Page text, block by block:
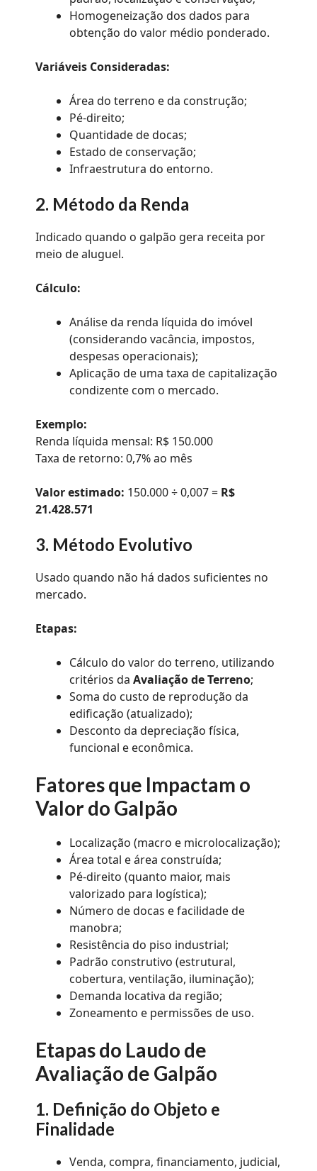
Homogeneização dos dados para
obtenção do valor médio ponderado.
Variáveis Consideradas:
Área do terreno e da construção;
Pé-direito;
Quantidade de docas;
Estado de conservação;
Infraestrutura do entorno.
2. Método da Renda
Indicado quando o galpão gera receita por
meio de aluguel.
Cálculo:
Análise da renda líquida do imóvel
(considerando vacância, impostos,
despesas operacionais);
Aplicação de uma taxa de capitalização
condizente com o mercado.
Exemplo:
Renda líquida mensal: R$ 150.000
Taxa de retorno: 0,7% ao mês
Valor estimado: 150.000 ÷ 0,007 = R$
21.428.571
3. Método Evolutivo
Usado quando não há dados suficientes no
mercado.
Etapas:
Cálculo do valor do terreno, utilizando
critérios da Avaliação de Terreno;
Soma do custo de reprodução da
edificação (atualizado);
Desconto da depreciação física,
funcional e econômica.
Fatores que Impactam o
Valor do Galpão
Localização (macro e microlocalização);
Área total e área construída;
Pé-direito (quanto maior, mais
valorizado para logística);
Número de docas e facilidade de
manobra;
Resistência do piso industrial;
Padrão construtivo (estrutural,
cobertura, ventilação, iluminação);
Demanda locativa da região;
Zoneamento e permissões de uso.
Etapas do Laudo de
Avaliação de Galpão
1. Definição do Objeto e
Finalidade
Venda, compra, financiamento, judicial,